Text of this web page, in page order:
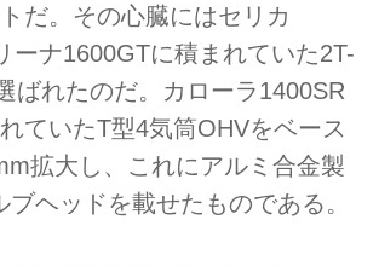
だ。その心臓にはセリカ
ーナ1600GTに積まれていた2T-
ばれたのだ。カローラ1400SR
ていたT型4気筒OHVをベース
拡大し、これにアルミ合金製
ヘッドを載せたものである。